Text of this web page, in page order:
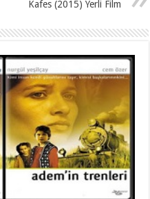
Kafes (2015) Yerli Film